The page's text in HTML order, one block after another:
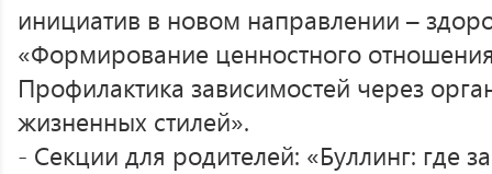
инициатив в новом направлении –
«Формирование ценностного
Профилактика зависимостей через
жизненных стилей».
- Секции для родителей: «Буллинг: где